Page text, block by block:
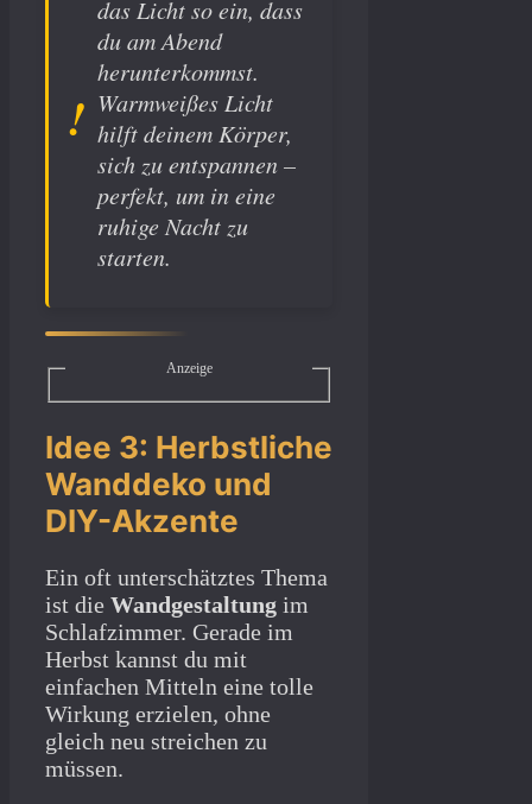
das Licht so ein, dass
du am Abend
herunterkommst.
Warmweißes Licht
hilft deinem Körper,
sich zu entspannen –
perfekt, um in eine
ruhige Nacht zu
starten.
Anzeige
Idee 3: Herbstliche
Wanddeko und
DIY-Akzente
Ein oft unterschätztes Thema
ist die Wandgestaltung im
Schlafzimmer. Gerade im
Herbst kannst du mit
einfachen Mitteln eine tolle
Wirkung erzielen, ohne
gleich neu streichen zu
müssen.